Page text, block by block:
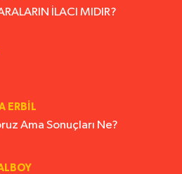
İLACI MIDIR?
ERBIL
Ama Sonuçları Ne?